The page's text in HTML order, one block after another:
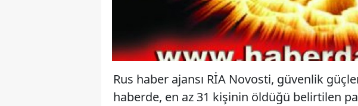
Rus haber ajansı RİA Novosti, güvenlik
haberde, en az 31 kişinin öldüğü belirtilen